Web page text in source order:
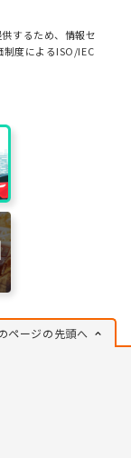
するため、情報セ
制度によるISO/IEC
ページの先頭へ